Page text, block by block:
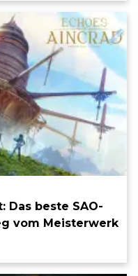
Das beste SAO-
vom Meisterwerk